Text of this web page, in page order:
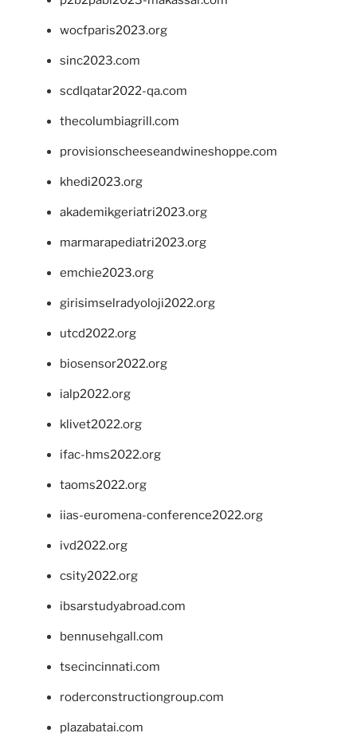
wocfparis2023.org
sinc2023.com
scdlqatar2022-qa.com
thecolumbiagrill.com
provisionscheeseandwineshoppe.com
khedi2023.org
akademikgeriatri2023.org
marmarapediatri2023.org
emchie2023.org
girisimselradyoloji2022.org
utcd2022.org
biosensor2022.org
ialp2022.org
klivet2022.org
ifac-hms2022.org
taoms2022.org
iias-euromena-conference2022.org
ivd2022.org
csity2022.org
ibsarstudyabroad.com
bennusehgall.com
tsecincinnati.com
roderconstructiongroup.com
plazabatai.com